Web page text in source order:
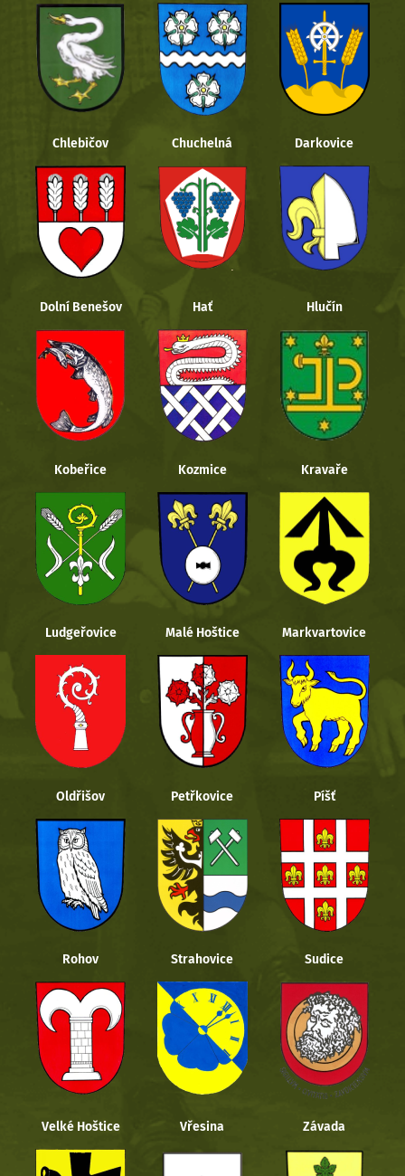
Chlebičov Chuchelná Darkovice
Dolní Benešov Hať Hlučín
Kobeřice Kozmice Kravaře
Ludgeřovice Malé Hoštice Markvartovice
Oldřišov Petřkovice Píšť
Rohov Strahovice Sudice
Velké Hoštice Vřesina Závada